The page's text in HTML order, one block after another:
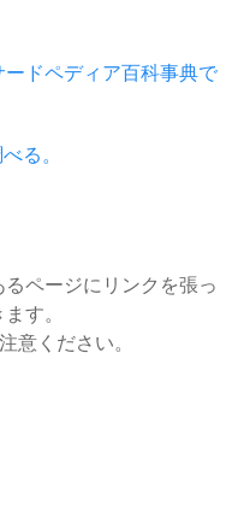
ドペディア百科事典で
る。
ページにリンクを張っ
す。
意ください。